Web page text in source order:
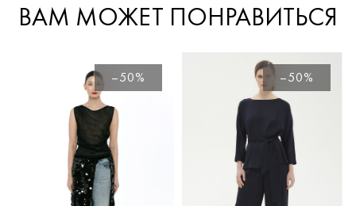
ВАМ МОЖЕТ ПОНРАВИТЬСЯ
–50% –50%